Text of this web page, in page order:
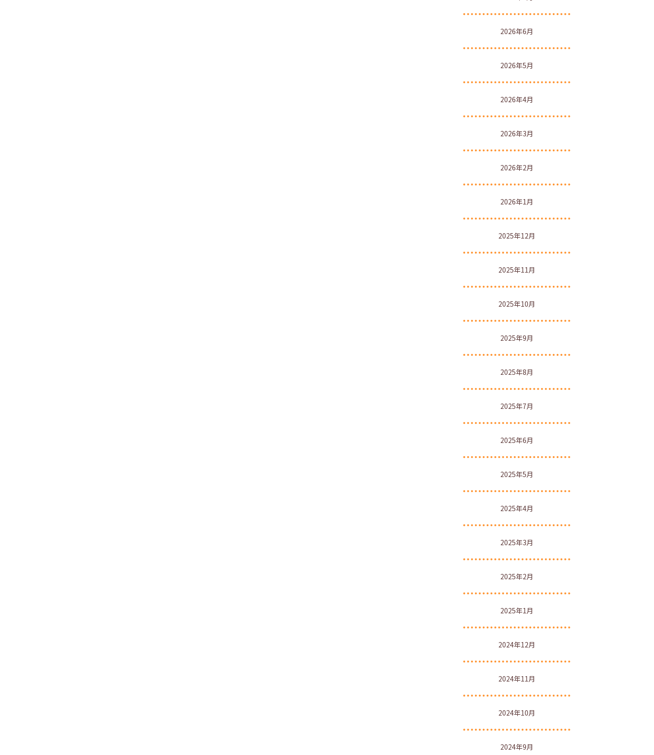
2026年6月
2026年5月
2026年4月
2026年3月
2026年2月
2026年1月
2025年12月
2025年11月
2025年10月
2025年9月
2025年8月
2025年7月
2025年6月
2025年5月
2025年4月
2025年3月
2025年2月
2025年1月
2024年12月
2024年11月
2024年10月
2024年9月